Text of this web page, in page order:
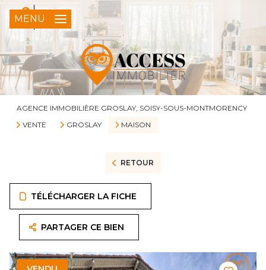
0
FR
MENU
AGENCE IMMOBILIÈRE GROSLAY, SOISY-SOUS-MONTMORENCY
VENTE
GROSLAY MAISON
RETOUR
TÉLÉCHARGER LA FICHE
PARTAGER CE BIEN